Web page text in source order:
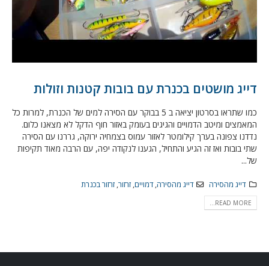
דייג מושטים בכנרת עם בובות קטנות וזולות
כמו שתראו בסרטון יציאה ב 5 בבוקר עם הסירה למים של הכנרת, למרות כל
המאמצים ומיטב הדמויים והגיגים בעומק באזור חוף הדקל לא מצאנו כלום.
נדדנו צפונה בערך קילומטר לאזור עמוס בצמחיה ירוקה, גררנו עם הסירה
שתי בובות ואז זה הגיע והתחיל, הגענו לנקודה יפה, עם הרבה מאוד תקיפות
של...
דייג מהסירה דייג מהסירה,דמויים,זרזור,זרזור בכנרת
READ MORE...